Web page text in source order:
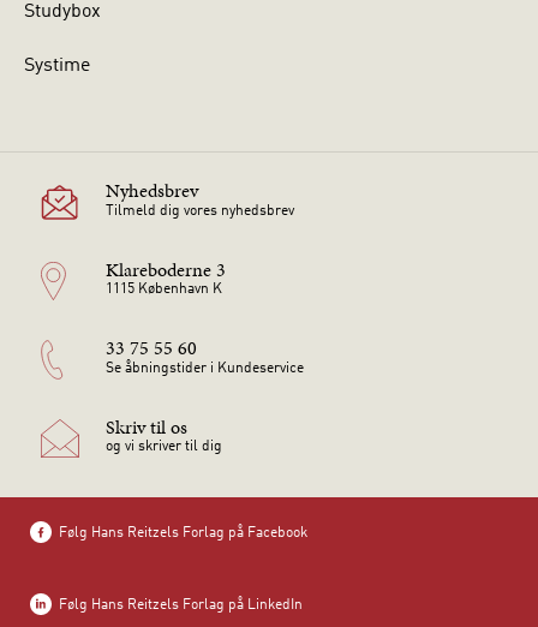
Studybox
Systime
Nyhedsbrev
Tilmeld dig vores nyhedsbrev
Klareboderne 3
1115 København K
33 75 55 60
Se åbningstider i Kundeservice
Skriv til os
og vi skriver til dig
Følg Hans Reitzels Forlag på Facebook
Følg Hans Reitzels Forlag på LinkedIn